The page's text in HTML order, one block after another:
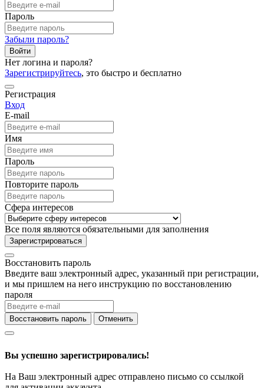
Пароль
Забыли пароль?
Войти
Нет логина и пароля?
Зарегистрируйтесь, это быстро и бесплатно
Регистрация
Вход
E-mail
Имя
Пароль
Повторите пароль
Сфера интересов
Все поля являются обязательными для заполнения
Зарегистрироваться
Восстановить пароль
Введите ваш электронный адрес, указанный при регистрации,
и мы пришлем на него инструкцию по восстановлению
пароля
Восстановить пароль Отменить
Вы успешно зарегистрировались!
На Ваш электронный адрес отправлено письмо со ссылкой